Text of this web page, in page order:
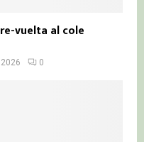
vuelta al cole
0